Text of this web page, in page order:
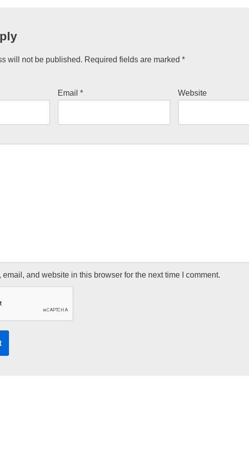
will not be published. Required fields are marked *
Email* Website
email, and website in this browser for the next time I comment.